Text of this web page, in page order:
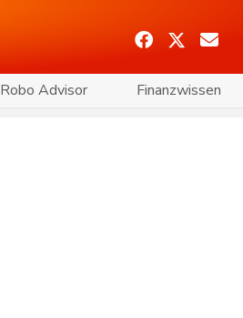
Robo Advisor Finanzwissen